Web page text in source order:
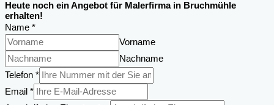
Heute noch ein Angebot für Malerfirma in Bruchmühle
erhalten!
Name *
Vorname
Nachname
Telefon *
Email *